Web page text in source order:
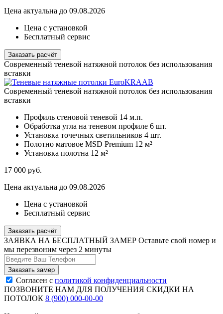
Цена актуальна до 09.08.2026
Цена с установкой
Бесплатный сервис
Заказать расчёт
Современный теневой натяжной потолок без использования
вставки
Современный теневой натяжной потолок без использования
вставки
Профиль стеновой теневой 14 м.п.
Обработка угла на теневом профиле 6 шт.
Установка точечных светильников 4 шт.
Полотно матовое MSD Premium 12 м²
Установка полотна 12 м²
17 000 руб.
Цена актуальна до 09.08.2026
Цена с установкой
Бесплатный сервис
Заказать расчёт
ЗАЯВКА НА БЕСПЛАТНЫЙ ЗАМЕР Оставьте свой номер и
мы перезвоним через 2 минуты
Согласен с политикой конфиденциальности
ПОЗВОНИТЕ НАМ ДЛЯ ПОЛУЧЕНИЯ СКИДКИ НА
ПОТОЛОК 8 (900) 000-00-00